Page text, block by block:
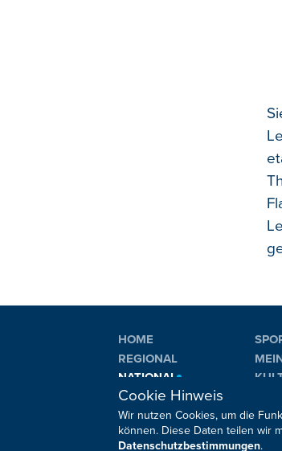
HOME
REGIONAL
NATIONAL
INTERNATIONAL
Cookie Hinweis
Wir nutzen Cookies, um die
können. Diese Daten teilen wir
Datenschutzbestimmungen.